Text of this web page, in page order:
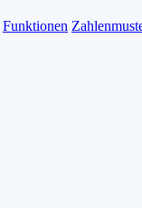
Funktionen